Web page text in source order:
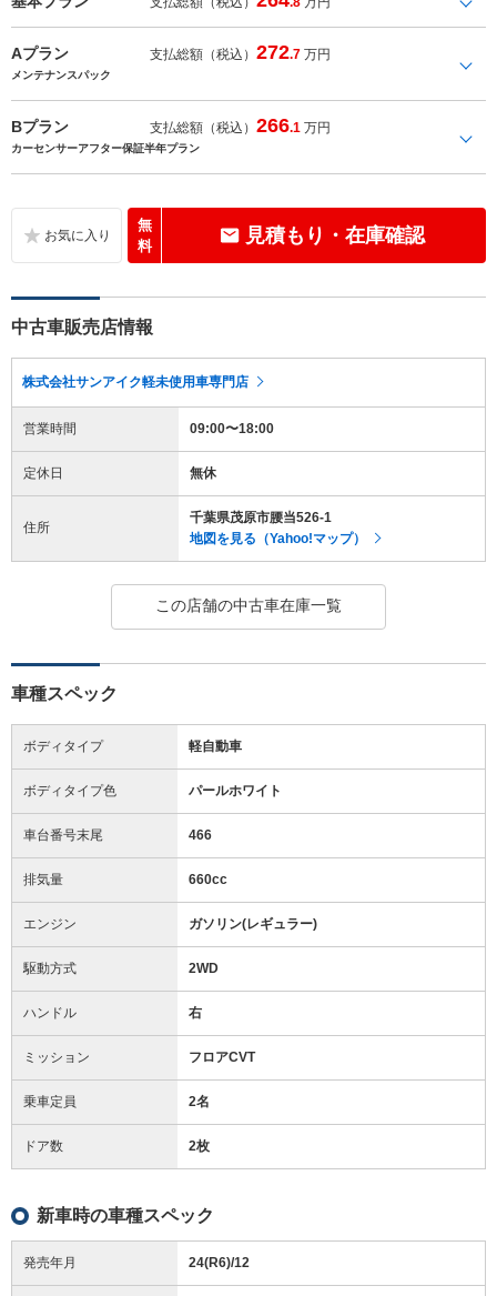
Aプラン 支払総額（税込）272.7 万円
メンテナンスパック
Bプラン 支払総額（税込）266.1 万円
カーセンサーアフター保証半年プラン
無
料
見積もり・在庫確認
中古車販売店情報
株式会社サンアイク軽未使用車専門店
営業時間 09:00〜18:00
定休日 無休
住所
千葉県茂原市腰当526-1
地図を見る（Yahoo!マップ）
この店舗の中古車在庫一覧
車種スペック
ボディタイプ 軽自動車
ボディタイプ色 パールホワイト
車台番号末尾 466
排気量 660cc
エンジン ガソリン(レギュラー)
駆動方式 2WD
ハンドル 右
ミッション フロアCVT
乗車定員 2名
ドア数 2枚
新車時の車種スペック
発売年月 24(R6)/12